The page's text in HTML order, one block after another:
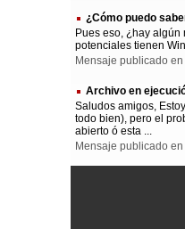
¿Cómo puedo
Pues eso, ¿hay
potenciales tienen
Mensaje publicado
Archivo en
Saludos amigos,
todo bien), pero el
abierto ó esta ...
Mensaje publicado